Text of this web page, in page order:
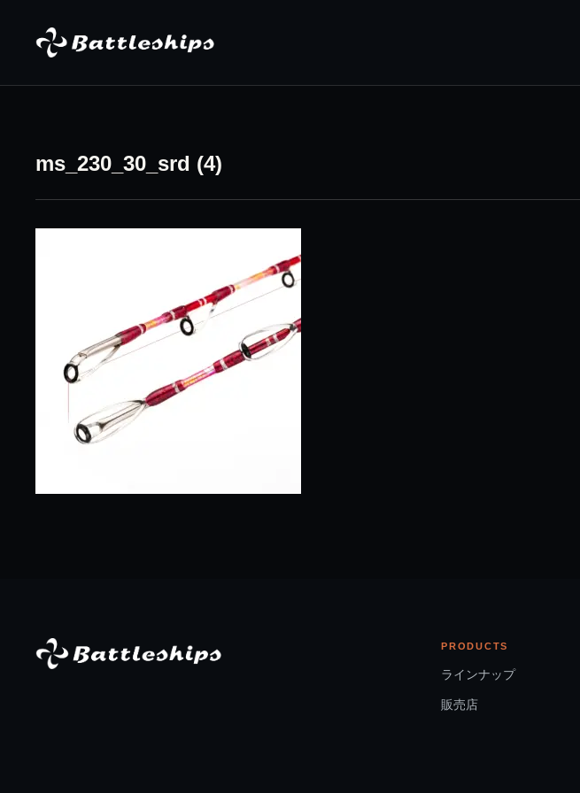
ms_230_30_srd (4)
PRODUCTS
ラインナップ
販売店